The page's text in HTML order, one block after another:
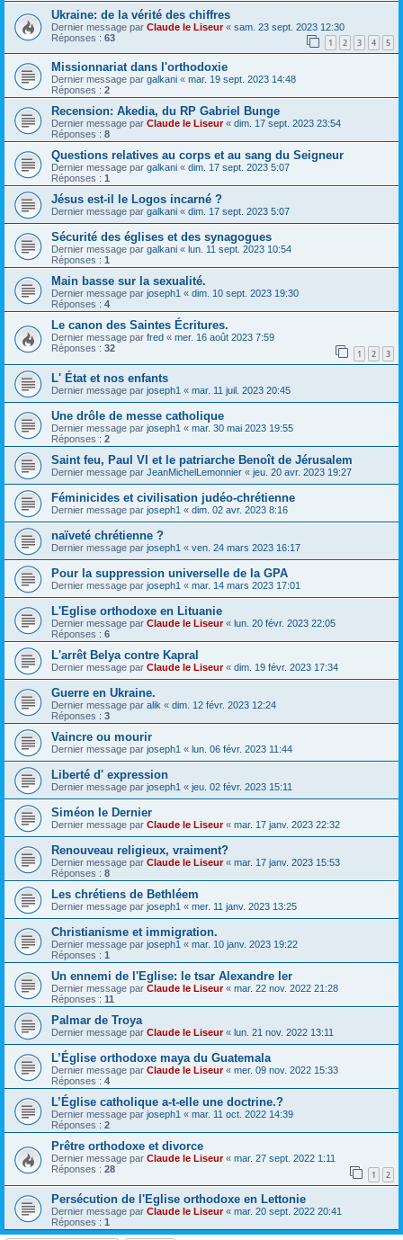
Ukraine: de la vérité des chiffres
Dernier message par Claude le Liseur« sam. 23 sept. 2023 12:30
Réponses : 63 1 2 3 4 5
Missionnariat dans l'orthodoxie
Dernier message par galkani « mar. 19 sept. 2023 14:48
Réponses : 2
Recension: Akedia, du RP Gabriel Bunge
Dernier message par Claude le Liseur« dim. 17 sept. 2023 23:54
Réponses : 8
Questions relatives au corps et au sang du Seigneur
Dernier message par galkani « dim. 17 sept. 2023 5:07
Réponses : 1
Jésus est-il le Logos incarné ?
Dernier message par galkani « dim. 17 sept. 2023 5:07
Sécurité des églises et des synagogues
Dernier message par galkani « lun. 11 sept. 2023 10:54
Réponses : 1
Main basse sur la sexualité.
Dernier message par joseph1 « dim. 10 sept. 2023 19:30
Réponses : 4
Le canon des Saintes Écritures.
Dernier message par fred « mer. 16 août 2023 7:59
Réponses : 32 1 2 3
L' État et nos enfants
Dernier message par joseph1 « mar. 11 juil. 2023 20:45
Une drôle de messe catholique
Dernier message par joseph1 « mar. 30 mai 2023 19:55
Réponses : 2
Saint feu, Paul VI et le patriarche Benoît de Jérusalem
Dernier message par JeanMichelLemonnier « jeu. 20 avr. 2023 19:27
Féminicides et civilisation judéo-chrétienne
Dernier message par joseph1 « dim. 02 avr. 2023 8:16
naïveté chrétienne ?
Dernier message par joseph1 « ven. 24 mars 2023 16:17
Pour la suppression universelle de la GPA
Dernier message par joseph1 « mar. 14 mars 2023 17:01
L'Eglise orthodoxe en Lituanie
Dernier message par Claude le Liseur« lun. 20 févr. 2023 22:05
Réponses : 6
L'arrêt Belya contre Kapral
Dernier message par Claude le Liseur« dim. 19 févr. 2023 17:34
Guerre en Ukraine.
Dernier message par alik « dim. 12 févr. 2023 12:24
Réponses : 3
Vaincre ou mourir
Dernier message par joseph1 « lun. 06 févr. 2023 11:44
Liberté d' expression
Dernier message par joseph1 « jeu. 02 févr. 2023 15:11
Siméon le Dernier
Dernier message par Claude le Liseur« mar. 17 janv. 2023 22:32
Renouveau religieux, vraiment?
Dernier message par Claude le Liseur« mar. 17 janv. 2023 15:53
Réponses : 8
Les chrétiens de Bethléem
Dernier message par joseph1 « mer. 11 janv. 2023 13:25
Christianisme et immigration.
Dernier message par joseph1 « mar. 10 janv. 2023 19:22
Réponses : 1
Un ennemi de l'Eglise: le tsar Alexandre Ier
Dernier message par Claude le Liseur« mar. 22 nov. 2022 21:28
Réponses : 11
Palmar de Troya
Dernier message par Claude le Liseur« lun. 21 nov. 2022 13:11
L’Église orthodoxe maya du Guatemala
Dernier message par Claude le Liseur« mer. 09 nov. 2022 15:33
Réponses : 4
L’Église catholique a-t-elle une doctrine.?
Dernier message par joseph1 « mar. 11 oct. 2022 14:39
Réponses : 2
Prêtre orthodoxe et divorce
Dernier message par Claude le Liseur« mar. 27 sept. 2022 1:11
Réponses : 28 1 2
Persécution de l'Eglise orthodoxe en Lettonie
Dernier message par Claude le Liseur« mar. 20 sept. 2022 20:41
Réponses : 1